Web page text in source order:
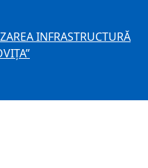
INFRASTRUCTURĂ